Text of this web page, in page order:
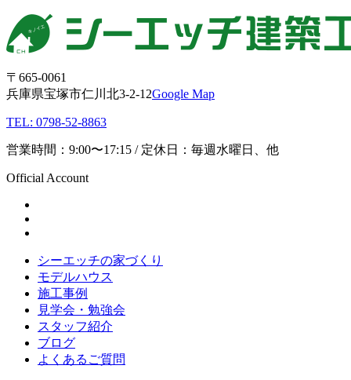
〒665-0061
兵庫県宝塚市仁川北3-2-12Google Map
TEL: 0798-52-8863
営業時間：9:00〜17:15 / 定休日：毎週水曜日、他
Official Account
シーエッチの家づくり
モデルハウス
施工事例
見学会・勉強会
スタッフ紹介
ブログ
よくあるご質問